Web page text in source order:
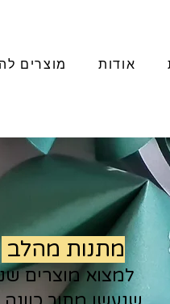
מוצרים אודות
מתנות מהלב
למצוא מוצרים